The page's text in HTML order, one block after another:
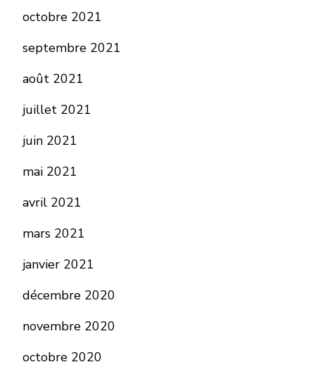
octobre 2021
septembre 2021
août 2021
juillet 2021
juin 2021
mai 2021
avril 2021
mars 2021
janvier 2021
décembre 2020
novembre 2020
octobre 2020